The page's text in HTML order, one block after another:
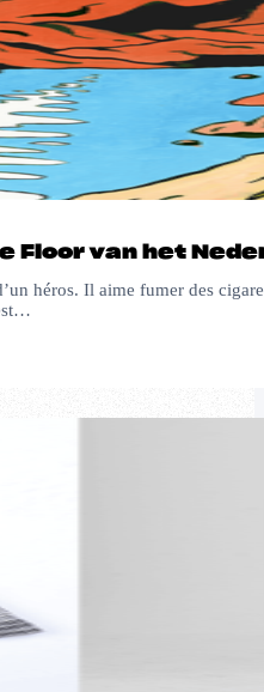
Floor van het
héros. Il aime fumer des